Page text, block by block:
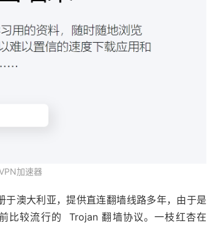
加速器
澳大利亚，提供直连翻墙线路多年，由于是
比较流行的 Trojan 翻墙协议。一枝红杏在